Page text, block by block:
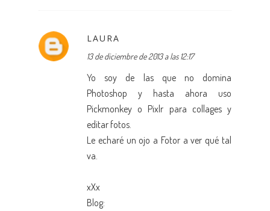
LAURA
13 de diciembre de 2013 a las 12:17
Yo soy de las que no domina
Photoshop y hasta ahora uso
Pickmonkey o Pixlr para collages y
editar fotos.
Le echaré un ojo a Fotor a ver qué tal
va.
xXx
Blog: